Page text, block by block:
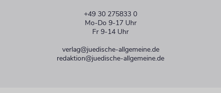
+49 30 275833 0
Mo-Do 9-17 Uhr
Fr 9-14 Uhr
verlag@juedische-allgemeine.de
redaktion@juedische-allgemeine.de